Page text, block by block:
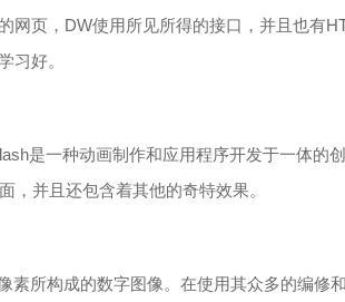
页，DW使用所见所得的接口，并且也有
习好。
是一种动画制作和应用程序开发于一体的
，并且还包含着其他的奇特效果。
所构成的数字图像。在使用其众多的编修